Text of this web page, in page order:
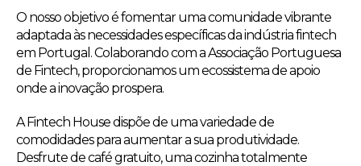
O nosso objetivo é fomentar uma comunidade vibrante
adaptada às necessidades específicas da indústria fintech
em Portugal. Colaborando com a Associação Portuguesa
de Fintech, proporcionamos um ecossistema de apoio
onde a inovação prospera.
A Fintech House dispõe de uma variedade de
comodidades para aumentar a sua produtividade.
Desfrute de café gratuito, uma cozinha totalmente